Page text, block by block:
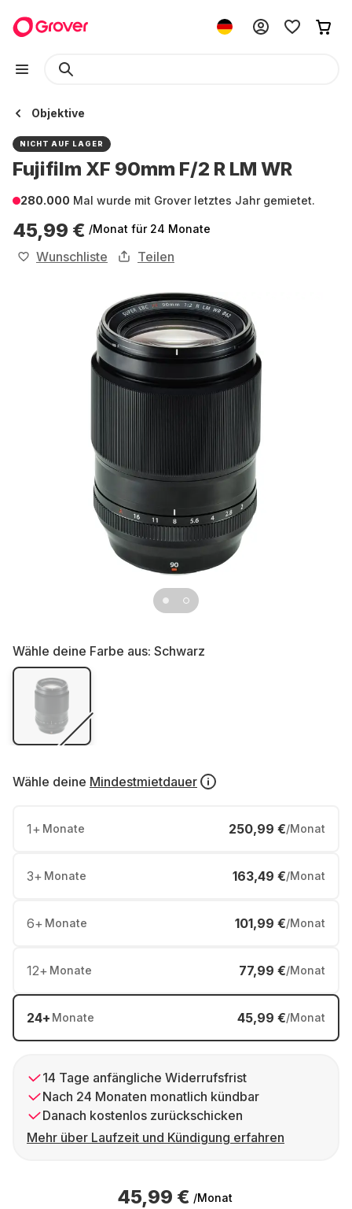
Objektive
NICHT AUF LAGER
Fujifilm XF 90mm F/2 R LM WR
280.000 Mal wurde mit Grover letztes Jahr gemietet.
45,99 € /Monat für 24 Monate
Wunschliste Teilen
Wähle deine Farbe aus: Schwarz
Wähle deine Mindestmietdauer
1+ Monate 250,99 €/Monat
3+ Monate 163,49 €/Monat
6+ Monate 101,99 €/Monat
12+ Monate 77,99 €/Monat
24+ Monate 45,99 €/Monat
14 Tage anfängliche Widerrufsfrist
Nach 24 Monaten monatlich kündbar
Danach kostenlos zurückschicken
Mehr über Laufzeit und Kündigung erfahren
45,99 € /Monat